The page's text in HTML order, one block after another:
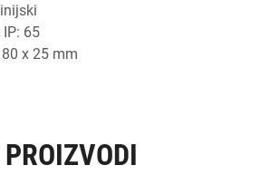
65
x 25 mm